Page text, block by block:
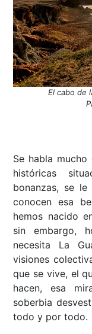
El cabo de
Se habla
históricas
bonanzas, se
conocen esa
hemos nacido
sin embargo,
necesita La
visiones
que se vive, el
hacen, esa
soberbia
todo y por todo.